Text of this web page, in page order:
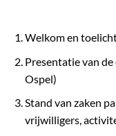
Welkom en
Presentatie van
Ospel)
Stand van zaken
vrijwilligers,